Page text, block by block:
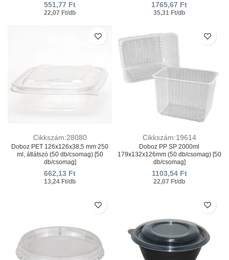
551,77 Ft
22,07 Ft/db
1765,67 Ft
35,31 Ft/db
Cikkszám:28080
Doboz PET 126х126х38;5 mm 250
ml, átlátszó (50 db/csomag) [50
db/csomag]
662,13 Ft
13,24 Ft/db
Cikkszám:19614
Doboz PP SP 2000ml
179х132х126mm (50 db/csomag) [50
db/csomag]
1103,54 Ft
22,07 Ft/db